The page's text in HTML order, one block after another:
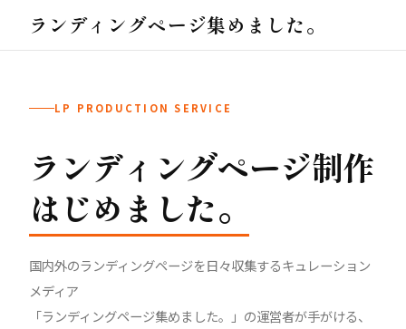
ランディングページ集めました。
LP PRODUCTION SERVICE
ランディングページ制作
はじめました。
国内外のランディングページを日々収集するキュレーション
メディア
「ランディングページ集めました。」の運営者が手がける、